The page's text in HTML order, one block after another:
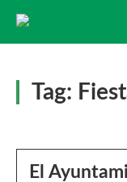
Tag:
El